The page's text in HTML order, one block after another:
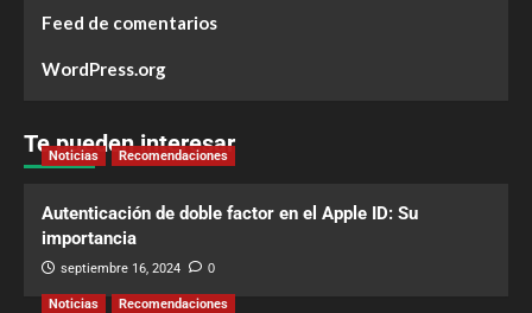
Feed de comentarios
WordPress.org
Te pueden interesar
Noticias Recomendaciones
Autenticación de doble factor en el Apple ID: Su
importancia
septiembre 16, 2024 0
Noticias Recomendaciones